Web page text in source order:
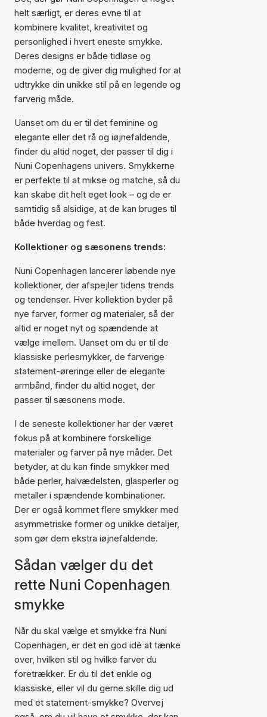
helt særligt, er deres evne til at
kombinere kvalitet, kreativitet og
personlighed i hvert eneste smykke.
Deres designs er både tidløse og
moderne, og de giver dig mulighed for at
udtrykke din unikke stil på en legende og
farverig måde.
Uanset om du er til det feminine og
elegante eller det rå og iøjnefaldende,
finder du altid noget, der passer til dig i
Nuni Copenhagens univers. Smykkerne
er perfekte til at mikse og matche, så du
kan skabe dit helt eget look – og de er
samtidig så alsidige, at de kan bruges til
både hverdag og fest.
Kollektioner og sæsonens trends:
Nuni Copenhagen lancerer løbende nye
kollektioner, der afspejler tidens trends
og tendenser. Hver kollektion byder på
nye farver, former og materialer, så der
altid er noget nyt og spændende at
vælge imellem. Uanset om du er til de
klassiske perlesmykker, de farverige
statement-øreringe eller de elegante
armbånd, finder du altid noget, der
passer til sæsonens mode.
I de seneste kollektioner har der været
fokus på at kombinere forskellige
materialer og farver på nye måder. Det
betyder, at du kan finde smykker med
både perler, halvædelsten, glasperler og
metaller i spændende kombinationer.
Der er også kommet flere smykker med
asymmetriske former og unikke detaljer,
som gør dem ekstra iøjnefaldende.
Sådan vælger du det
rette Nuni Copenhagen
smykke
Når du skal vælge et smykke fra Nuni
Copenhagen, er det en god idé at tænke
over, hvilken stil og hvilke farver du
foretrækker. Er du til det enkle og
klassiske, eller vil du gerne skille dig ud
med et statement-smykke? Overvej